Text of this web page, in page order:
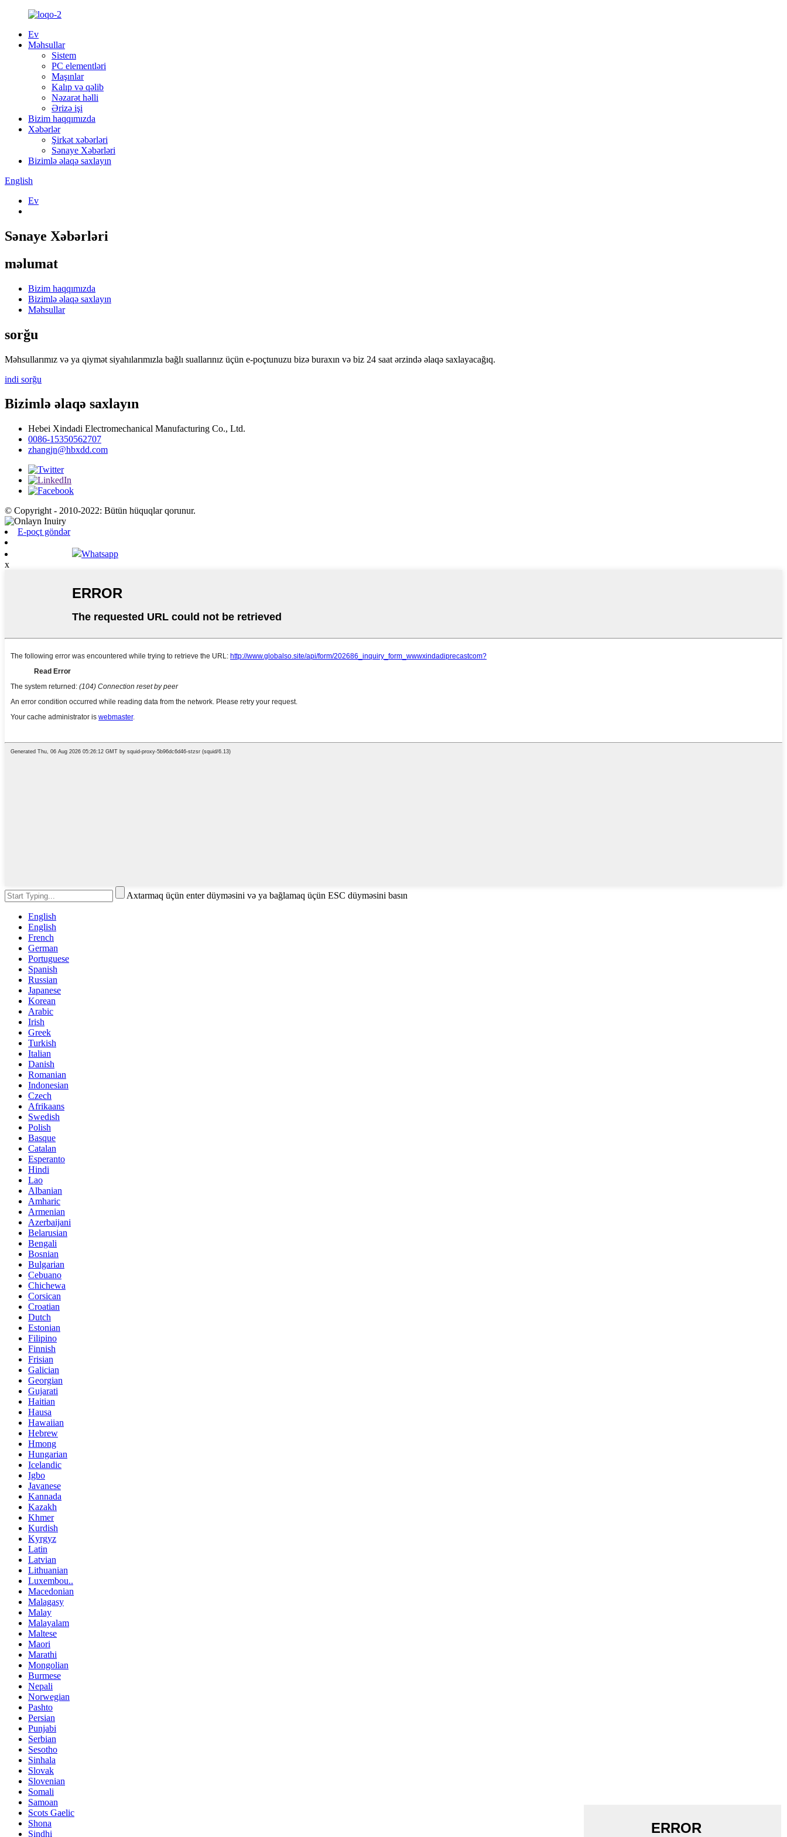
Ev
Məhsullar
Sistem
PC elementləri
Maşınlar
Kalıp və qəlib
Nəzarət həlli
Ərizə işi
Bizim haqqımızda
Xəbərlər
Şirkət xəbərləri
Sənaye Xəbərləri
Bizimlə əlaqə saxlayın
English
Ev
Sənaye Xəbərləri
məlumat
Bizim haqqımızda
Bizimlə əlaqə saxlayın
Məhsullar
sorğu
Məhsullarımız və ya qiymət siyahılarımızla bağlı suallarınız üçün e-poçtunuzu bizə buraxın və biz 24 saat ərzində əlaqə saxlayacağıq.
indi sorğu
Bizimlə əlaqə saxlayın
Hebei Xindadi Electromechanical Manufacturing Co., Ltd.
0086-15350562707
zhangjn@hbxdd.com
© Copyright - 2010-2022: Bütün hüquqlar qorunur.
E-poçt göndər
Whatsapp
x
Axtarmaq üçün enter düyməsini və ya bağlamaq üçün ESC düyməsini basın
English
English
French
German
Portuguese
Spanish
Russian
Japanese
Korean
Arabic
Irish
Greek
Turkish
Italian
Danish
Romanian
Indonesian
Czech
Afrikaans
Swedish
Polish
Basque
Catalan
Esperanto
Hindi
Lao
Albanian
Amharic
Armenian
Azerbaijani
Belarusian
Bengali
Bosnian
Bulgarian
Cebuano
Chichewa
Corsican
Croatian
Dutch
Estonian
Filipino
Finnish
Frisian
Galician
Georgian
Gujarati
Haitian
Hausa
Hawaiian
Hebrew
Hmong
Hungarian
Icelandic
Igbo
Javanese
Kannada
Kazakh
Khmer
Kurdish
Kyrgyz
Latin
Latvian
Lithuanian
Luxembou..
Macedonian
Malagasy
Malay
Malayalam
Maltese
Maori
Marathi
Mongolian
Burmese
Nepali
Norwegian
Pashto
Persian
Punjabi
Serbian
Sesotho
Sinhala
Slovak
Slovenian
Somali
Samoan
Scots Gaelic
Shona
Sindhi